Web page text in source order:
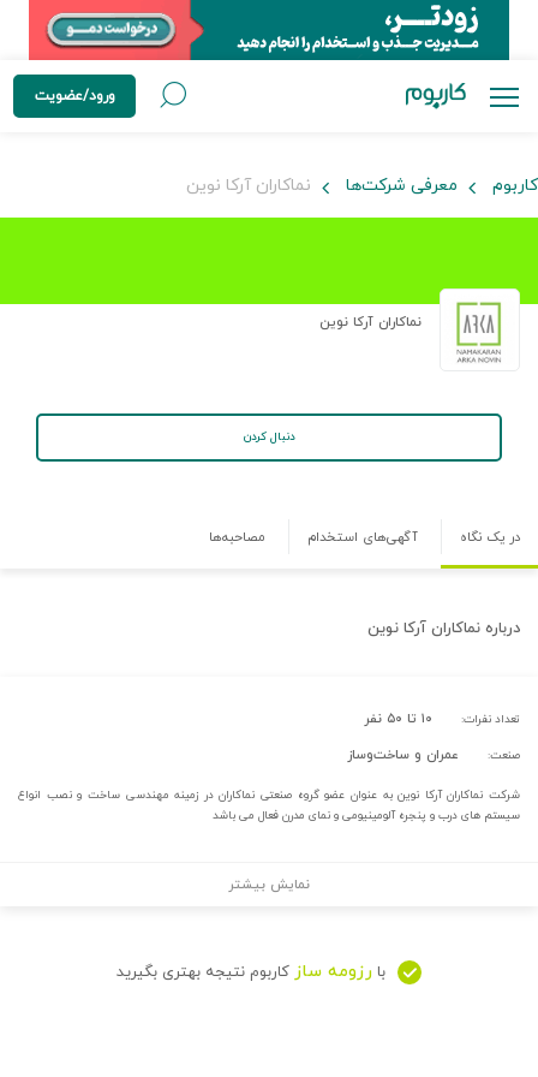
ورود/عضویت
کاربوم معرفی شرکت‌ها نماکاران آرکا نوین
نماکاران آرکا نوین
دنبال کردن
در یک نگاه آگهی‌های استخدام مصاحبه‌ها
درباره نماکاران آرکا نوین
تعداد نفرات: ۱۰ تا ۵۰ نفر
صنعت: عمران و ساخت‌وساز
شرکت نماکاران آرکا نوین به عنوان عضو گروه صنعتی نماکاران در زمینه مهندسی ساخت و نصب انواع
سیستم های درب و پنجره آلومینیومی و نمای مدرن فعال می باشد
نمایش بیشتر
با رزومه ساز کاربوم نتیجه بهتری بگیرید